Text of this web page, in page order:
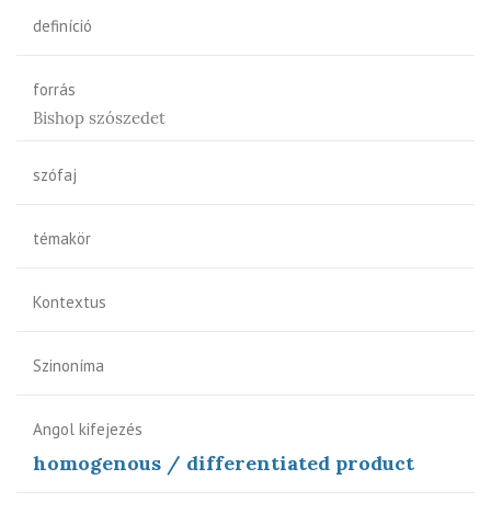
definíció
forrás
Bishop szószedet
szófaj
témakör
Kontextus
Szinoníma
Angol kifejezés
homogenous / differentiated product